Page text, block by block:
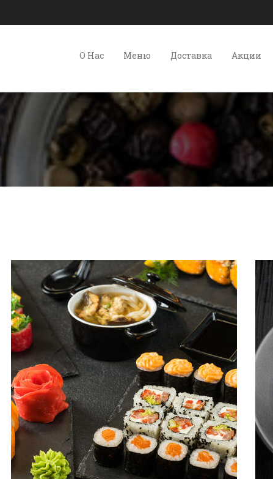
О Нас Меню Доставка Акции